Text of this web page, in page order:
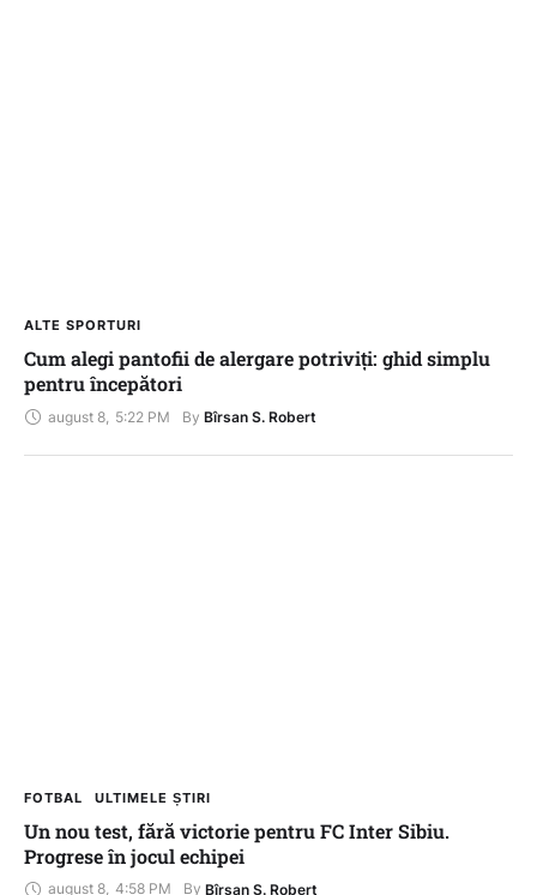
ALTE SPORTURI
Cum alegi pantofii de alergare potriviți: ghid simplu
pentru începători
august 8 5:22 PM By Bîrsan S. Robert
FOTBAL ULTIMELE ȘTIRI
Un nou test, fără victorie pentru FC Inter Sibiu.
Progrese în jocul echipei
august 8, 4:58 PM By Bîrsan S. Robert